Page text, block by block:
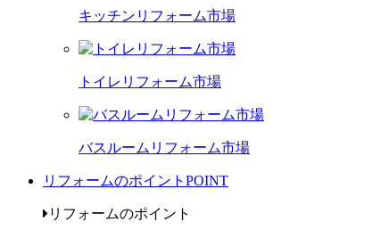
キッチンリフォーム市場
トイレリフォーム市場
バスルームリフォーム市場
リフォームのポイント POINT
リフォームのポイント